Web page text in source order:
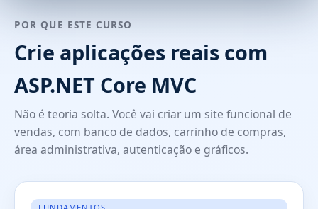
POR QUE ESTE CURSO
Crie aplicações reais com
ASP.NET Core MVC
Não é teoria solta. Você vai criar um site funcional de
vendas, com banco de dados, carrinho de compras,
área administrativa, autenticação e gráficos.